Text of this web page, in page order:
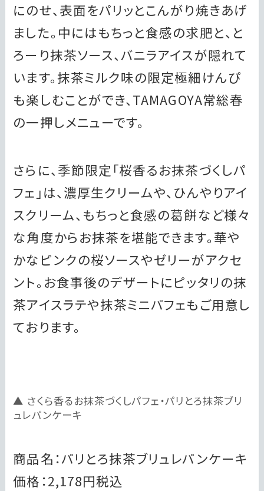
にのせ、表面をパリッとこんがり焼きあげ
ました。中にはもちっと食感の求肥と、と
ろーり抹茶ソース、バニラアイスが隠れて
います。抹茶ミルク味の限定極細けんぴ
も楽しむことができ、TAMAGOYA常総春
の一押しメニューです。
さらに、季節限定「桜香るお抹茶づくしパ
フェ」は、濃厚生クリームや、ひんやりアイ
スクリーム、もちっと食感の葛餅など様々
な角度からお抹茶を堪能できます。華や
かなピンクの桜ソースやゼリーがアクセ
ント。お食事後のデザートにピッタリの抹
茶アイスラテや抹茶ミニパフェもご用意し
ております。
さくら香るお抹茶づくしパフェ・パリとろ抹茶ブリ
ュレパンケーキ
商品名：パリとろ抹茶ブリュレパンケーキ
価格：2,178円税込